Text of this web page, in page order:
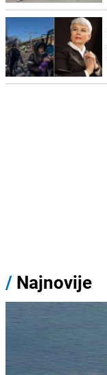
/ Najnovije